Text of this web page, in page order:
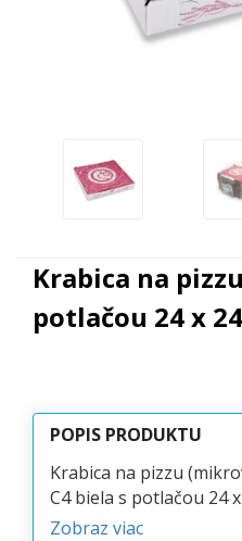
Krabica na
potlačou 24 x
POPIS PRODUKTU
Krabica na pizzu
C4 biela s potlačou 24
Zobraz viac